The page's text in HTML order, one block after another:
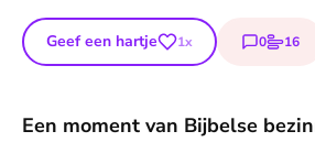
Geef een hartje 1x 0
reacties
16
Een moment van Bijbelse